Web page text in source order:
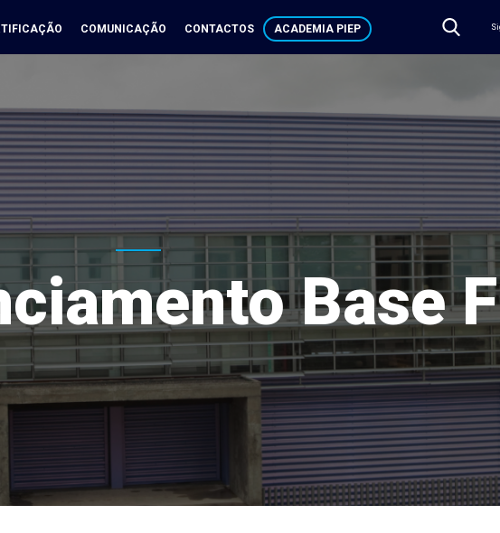
COMUNICAÇÃO CONTACTOS ACADEMIA PIEP
Base